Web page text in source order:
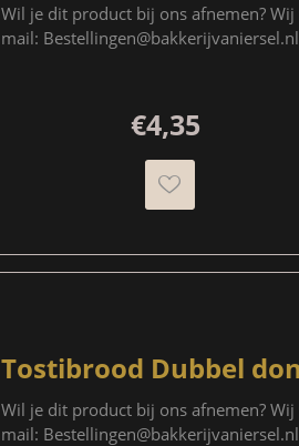
Wil je dit product bij ons afnemen?
mail:
€4,35
Tostibrood Dubbel
Wil je dit product bij ons afnemen?
mail: